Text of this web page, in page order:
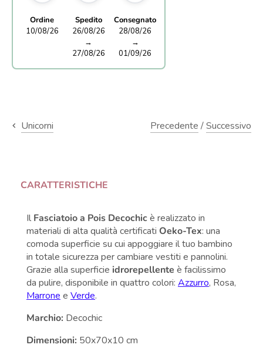
Ordine
10/08/26
Spedito
26/08/26
→
27/08/26
Consegnato
28/08/26
→
01/09/26
Unicorni Precedente /Successivo
CARATTERISTICHE
Il Fasciatoioa Pois Decochicè realizzato in
materiali di alta qualità certificati Oeko-Tex: una
comoda superficie su cui appoggiare il tuo bambino
in totale sicurezza per cambiare vestiti e pannolini.
Grazie alla superficie idrorepellente è facilissimo
da pulire, disponibile in quattro colori: Azzurro, Rosa,
Marrone e Verde.
Marchio: Decochic
Dimensioni: 50x70x10 cm